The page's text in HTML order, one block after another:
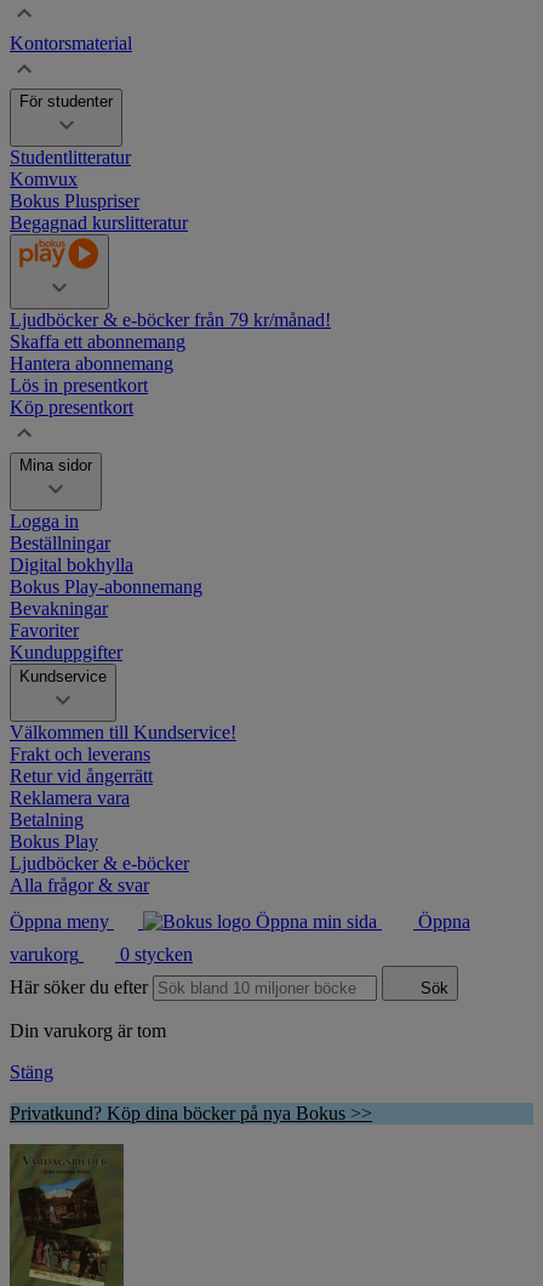
Kontorsmaterial
För studenter
Studentlitteratur
Komvux
Bokus Pluspriser
Begagnad kurslitteratur
Ljudböcker & e-böckerfrån 79 kr/månad!
Skaffa ett abonnemang
Hantera abonnemang
Lös in presentkort
Köp presentkort
Mina sidor
Logga in
Beställningar
Digital bokhylla
Bokus Play-abonnemang
Bevakningar
Favoriter
Kunduppgifter
Kundservice
Välkommen till Kundservice!
Frakt och leverans
Retur vid ångerrätt
Reklamera vara
Betalning
Bokus Play
Ljudböcker & e-böcker
Alla frågor & svar
Öppna meny
Öppna min sida
Öppna
varukorg
0 stycken
Här söker du efter
Sök
Din varukorg är tom
Stäng
Privatkund? Köp dina böcker på nya Bokus >>